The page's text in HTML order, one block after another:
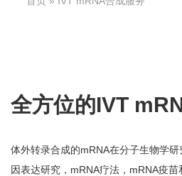
全方位的IVT
体外转录合成的mRNA在分子生物学
因表达研究，mRNA疗法，mRNA疫